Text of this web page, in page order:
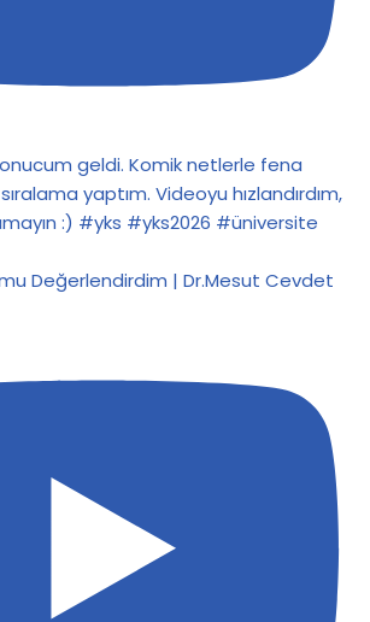
Değerlendirdim | Dr.Mesut Cevdet